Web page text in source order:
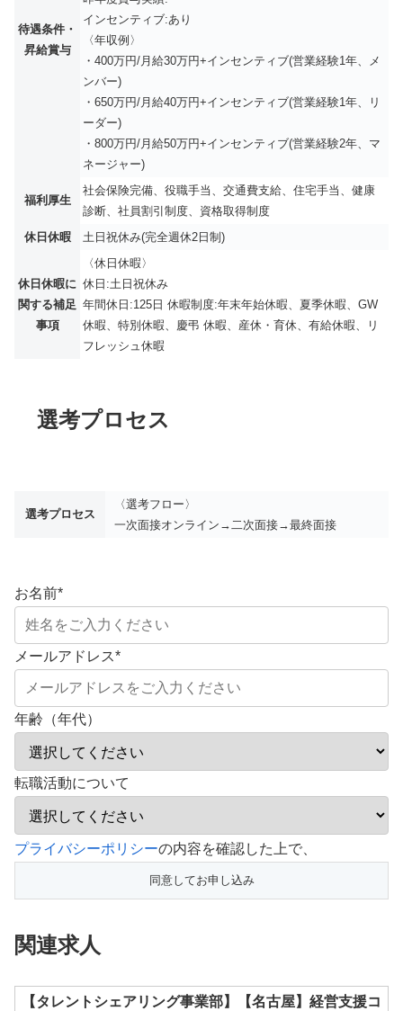
待遇条件・
昇給賞与
インセンティブ:あり
〈年収例〉
・400万円/月給30万円+インセンティブ(営業経験1年、メ
ンバー)
・650万円/月給40万円+インセンティブ(営業経験1年、リ
ーダー)
・800万円/月給50万円+インセンティブ(営業経験2年、マ
ネージャー)
福利厚生
社会保険完備、役職手当、交通費支給、住宅手当、健康
診断、社員割引制度、資格取得制度
休日休暇
土日祝休み(完全週休2日制)
休日休暇に
関する補足
事項
〈休日休暇〉
休日:土日祝休み
年間休日:125日 休暇制度:年末年始休暇、夏季休暇、GW
休暇、特別休暇、慶弔 休暇、産休・育休、有給休暇、リ
フレッシュ休暇
選考プロセス
選考プロセス
〈選考フロー〉
一次面接オンライン→二次面接→最終面接
お名前*
メールアドレス*
年齢（年代）
転職活動について
こ
フ
ー
プライバシーポリシーの内容を確認した上で、
関連求人
【タレントシェアリング事業部】【名古屋】経営支援コ